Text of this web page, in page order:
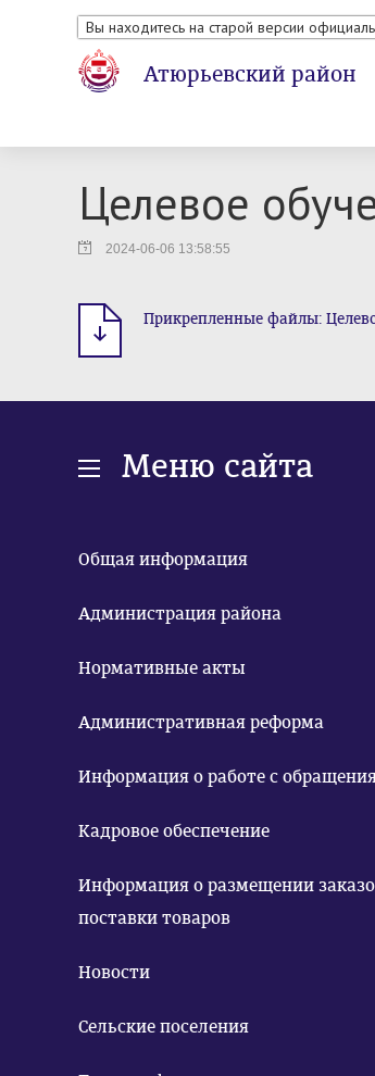
Вы находитесь на старой версии
Атюрьевский район
Целевое
2024-06-06 13:58:55
Прикрепленные файлы:
Меню сайта
Общая информация
Администрация района
Нормативные акты
Административная реформа
Информация о работе с
Кадровое обеспечение
Информация о размещении
поставки товаров
Новости
Сельские поселения